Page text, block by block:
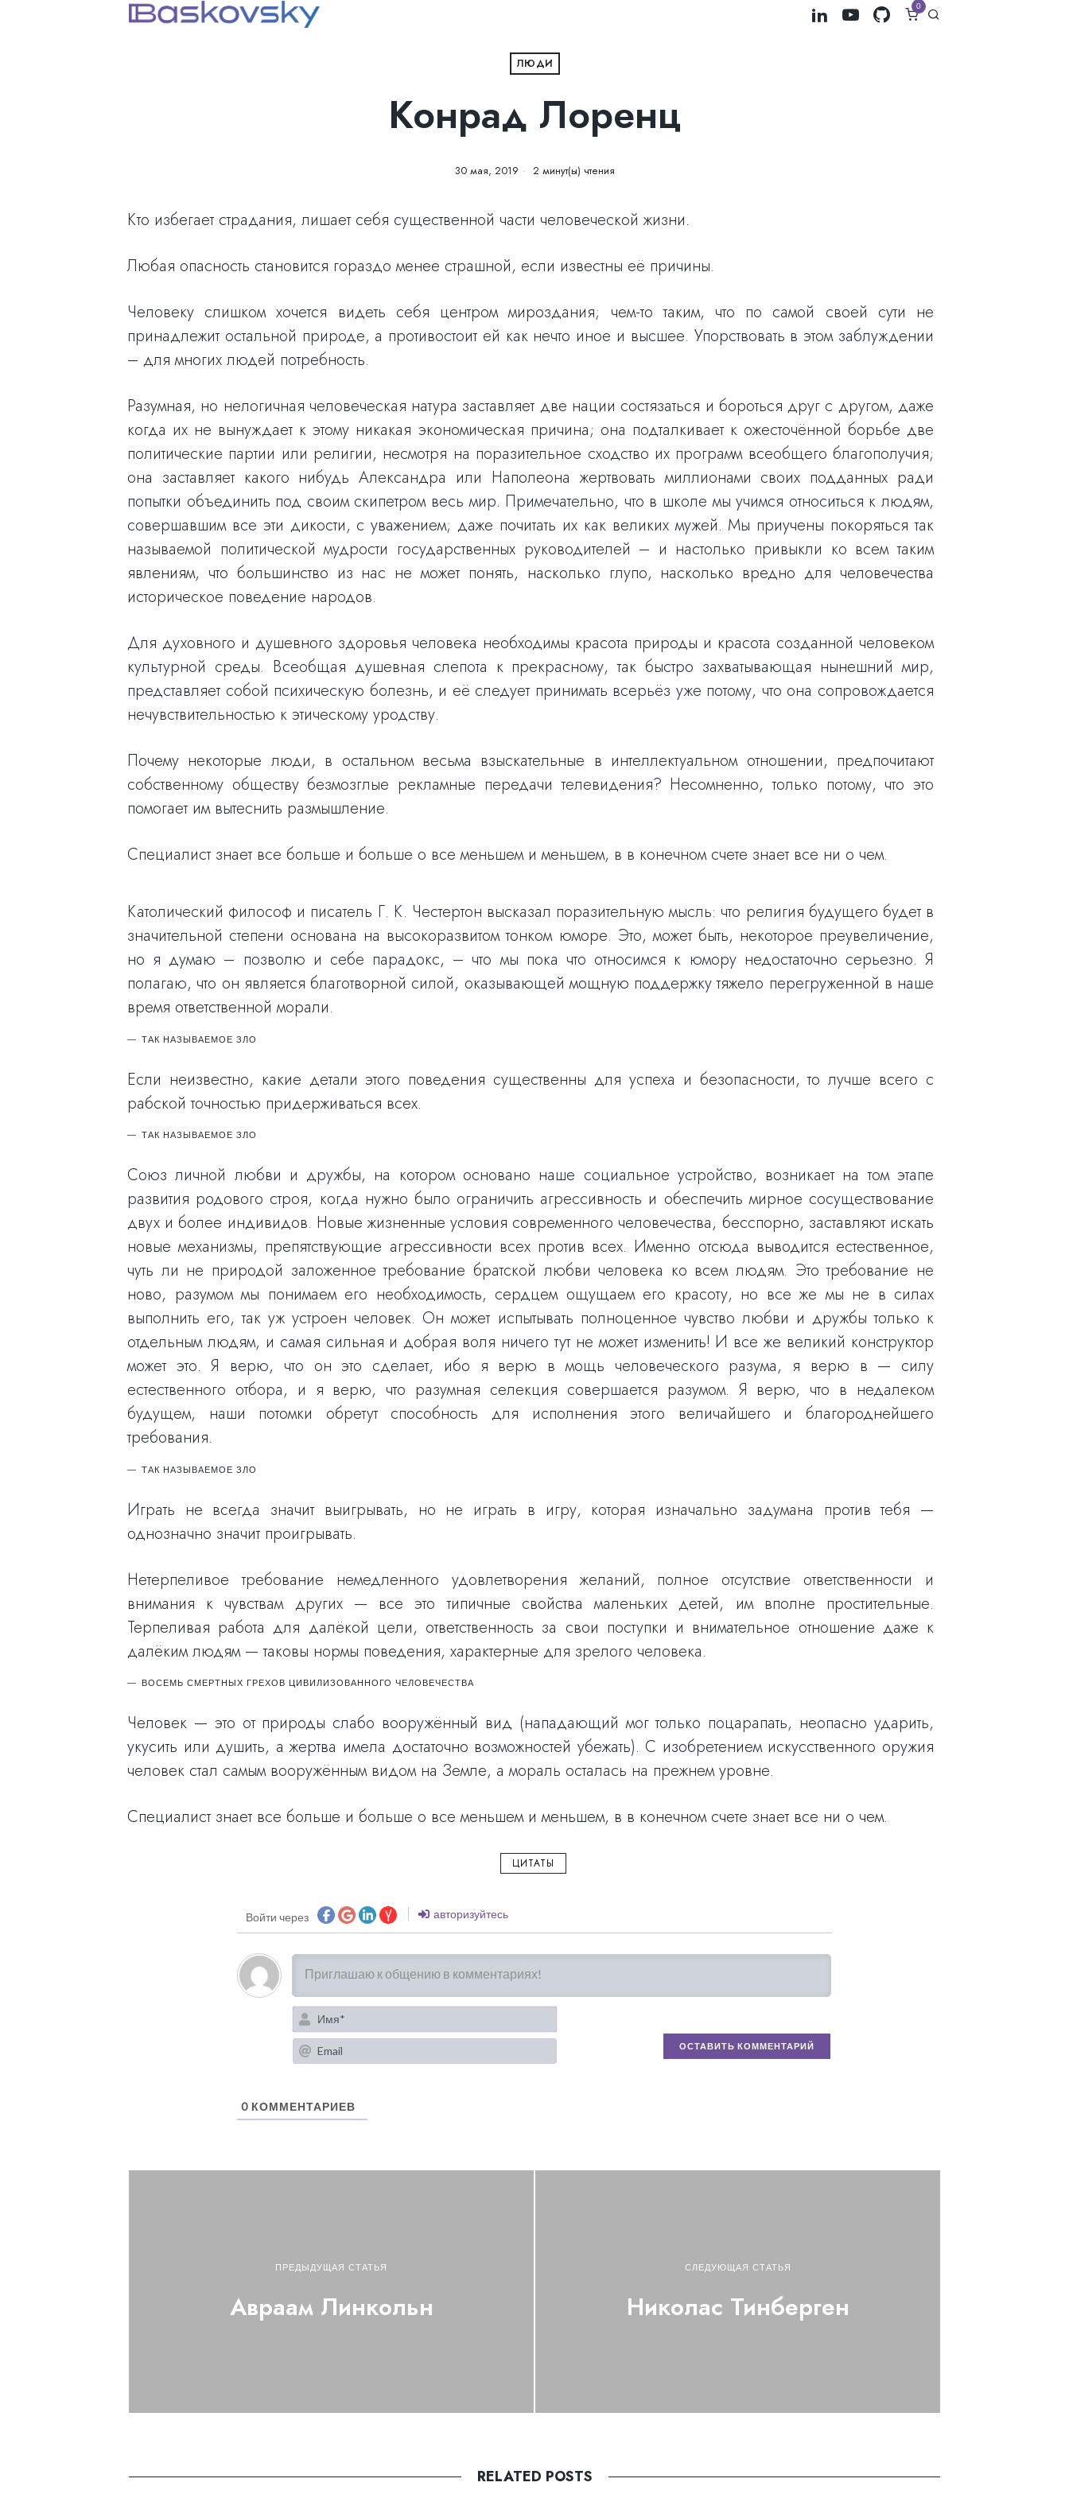
0
ЛЮДИ
Конрад Лоренц
30 мая, 2019 2 минут(ы) чтения
Кто избегает страдания, лишает себя существенной части человеческой жизни.
Любая опасность становится гораздо менее страшной, если известны её причины.
Человеку слишком хочется видеть себя центром мироздания; чем-то таким, что по самой своей сути не
принадлежит остальной природе, а противостоит ей как нечто иное и высшее. Упорствовать в этом заблуждении
– для многих людей потребность.
Разумная, но нелогичная человеческая натура заставляет две нации состязаться и бороться друг с другом, даже
когда их не вынуждает к этому никакая экономическая причина; она подталкивает к ожесточённой борьбе две
политические партии или религии, несмотря на поразительное сходство их программ всеобщего благополучия;
она заставляет какого нибудь Александра или Наполеона жертвовать миллионами своих подданных ради
попытки объединить под своим скипетром весь мир. Примечательно, что в школе мы учимся относиться к людям,
совершавшим все эти дикости, с уважением; даже почитать их как великих мужей. Мы приучены покоряться так
называемой политической мудрости государственных руководителей – и настолько привыкли ко всем таким
явлениям, что большинство из нас не может понять, насколько глупо, насколько вредно для человечества
историческое поведение народов.
Для духовного и душевного здоровья человека необходимы красота природы и красота созданной человеком
культурной среды. Всеобщая душевная слепота к прекрасному, так быстро захватывающая нынешний мир,
представляет собой психическую болезнь, и её следует принимать всерьёз уже потому, что она сопровождается
нечувствительностью к этическому уродству.
Почему некоторые люди, в остальном весьма взыскательные в интеллектуальном отношении, предпочитают
собственному обществу безмозглые рекламные передачи телевидения? Несомненно, только потому, что это
помогает им вытеснить размышление.
Специалист знает все больше и больше о все меньшем и меньшем, в в конечном счете знает все ни о чем.
Католический философ и писатель Г. К. Честертон высказал поразительную мысль: что религия будущего будет в
значительной степени основана на высокоразвитом тонком юморе. Это, может быть, некоторое преувеличение,
но я думаю – позволю и себе парадокс, – что мы пока что относимся к юмору недостаточно серьезно. Я
полагаю, что он является благотворной силой, оказывающей мощную поддержку тяжело перегруженной в наше
время ответственной морали.
ТАК НАЗЫВАЕМОЕ ЗЛО
Если неизвестно, какие детали этого поведения существенны для успеха и безопасности, то лучше всего с
рабской точностью придерживаться всех.
ТАК НАЗЫВАЕМОЕ ЗЛО
Союз личной любви и дружбы, на котором основано наше социальное устройство, возникает на том этапе
развития родового строя, когда нужно было ограничить агрессивность и обеспечить мирное сосуществование
двух и более индивидов. Новые жизненные условия современного человечества, бесспорно, заставляют искать
новые механизмы, препятствующие агрессивности всех против всех. Именно отсюда выводится естественное,
чуть ли не природой заложенное требование братской любви человека ко всем людям. Это требование не
ново, разумом мы понимаем его необходимость, сердцем ощущаем его красоту, но все же мы не в силах
выполнить его, так уж устроен человек. Он может испытывать полноценное чувство любви и дружбы только к
отдельным людям, и самая сильная и добрая воля ничего тут не может изменить! И все же великий конструктор
может это. Я верю, что он это сделает, ибо я верю в мощь человеческого разума, я верю в — силу
естественного отбора, и я верю, что разумная селекция совершается разумом. Я верю, что в недалеком
будущем, наши потомки обретут способность для исполнения этого величайшего и благороднейшего
требования.
ТАК НАЗЫВАЕМОЕ ЗЛО
Играть не всегда значит выигрывать, но не играть в игру, которая изначально задумана против тебя —
однозначно значит проигрывать.
Нетерпеливое требование немедленного удовлетворения желаний, полное отсутствие ответственности и
внимания к чувствам других — все это типичные свойства маленьких детей, им вполне простительные.
Терпеливая работа для далёкой цели, ответственность за свои поступки и внимательное отношение даже к
далёким людям — таковы нормы поведения, характерные для зрелого человека.
ВОСЕМЬ СМЕРТНЫХ ГРЕХОВ ЦИВИЛИЗОВАННОГО ЧЕЛОВЕЧЕСТВА
Человек — это от природы слабо вооружённый вид (нападающий мог только поцарапать, неопасно ударить,
укусить или душить, а жертва имела достаточно возможностей убежать). С изобретением искусственного оружия
человек стал самым вооружённым видом на Земле, а мораль осталась на прежнем уровне.
Специалист знает все больше и больше о все меньшем и меньшем, в в конечном счете знает все ни о чем.
ЦИТАТЫ
Войти через авторизуйтесь
Имя*
Email
0 КОММЕНТАРИЕВ
ПРЕДЫДУЩАЯ СТАТЬЯ
Авраам Линкольн
СЛЕДУЮЩАЯ СТАТЬЯ
Николас Тинберген
RELATED POSTS